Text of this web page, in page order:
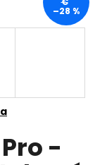
-
–28 %